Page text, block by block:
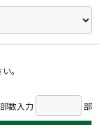
。
数入力
部